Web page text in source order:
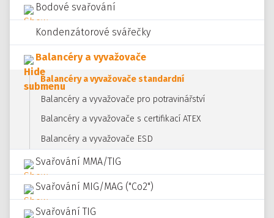
Bodové svařování
Kondenzátorové svářečky
Balancéry a vyvažovače
Balancéry a vyvažovače standardní
Balancéry a vyvažovače pro potravinářství
Balancéry a vyvažovače s certifikací ATEX
Balancéry a vyvažovače ESD
Svařování MMA/TIG
Svařování MIG/MAG ("Co2")
Svařování TIG